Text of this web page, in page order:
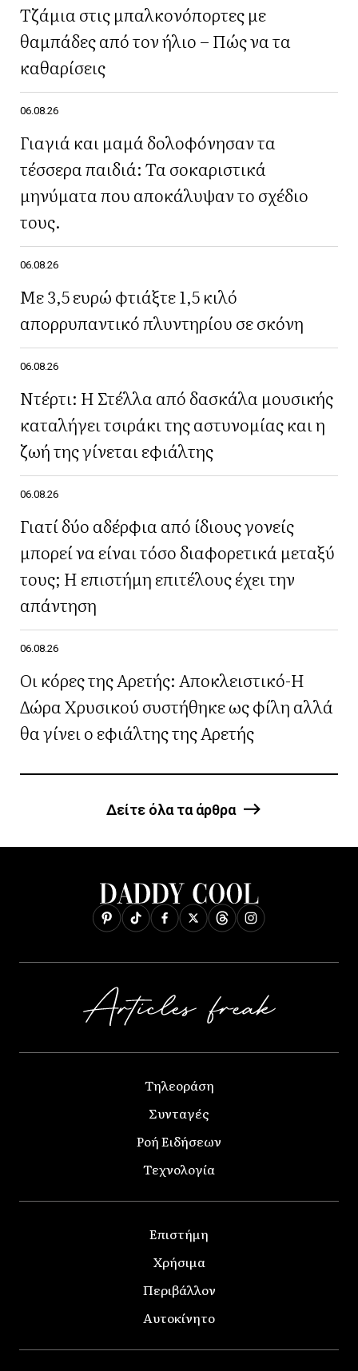
Τζάμια στις μπαλκονόπορτες με
θαμπάδες από τον ήλιο – Πώς να τα
καθαρίσεις
06.08.26
Γιαγιά και μαμά δολοφόνησαν τα
τέσσερα παιδιά: Τα σοκαριστικά
μηνύματα που αποκάλυψαν το σχέδιο
τους.
06.08.26
Με 3,5 ευρώ φτιάξτε 1,5 κιλό
απορρυπαντικό πλυντηρίου σε σκόνη
06.08.26
Ντέρτι: Η Στέλλα από δασκάλα μουσικής
καταλήγει τσιράκι της αστυνομίας και η
ζωή της γίνεται εφιάλτης
06.08.26
Γιατί δύο αδέρφια από ίδιους γονείς
μπορεί να είναι τόσο διαφορετικά μεταξύ
τους; Η επιστήμη επιτέλους έχει την
απάντηση
06.08.26
Οι κόρες της Αρετής: Αποκλειστικό-Η
Δώρα Χρυσικού συστήθηκε ως φίλη αλλά
θα γίνει ο εφιάλτης της Αρετής
Δείτε όλα τα άρθρα
Τηλεοράση
Συνταγές
Ροή Ειδήσεων
Τεχνολογία
Επιστήμη
Χρήσιμα
Περιβάλλον
Αυτοκίνητο